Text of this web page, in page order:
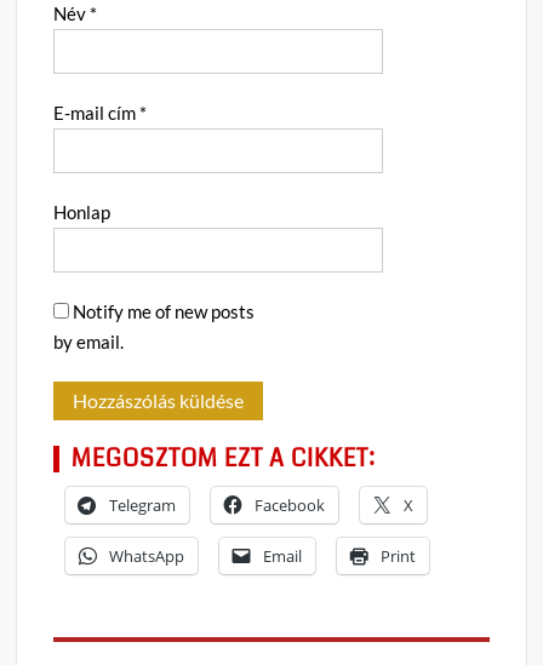
Név *
E-mail cím *
Honlap
Notify me of new posts
by email.
MEGOSZTOM EZT A CIKKET:
Telegram Facebook X
WhatsApp Email Print